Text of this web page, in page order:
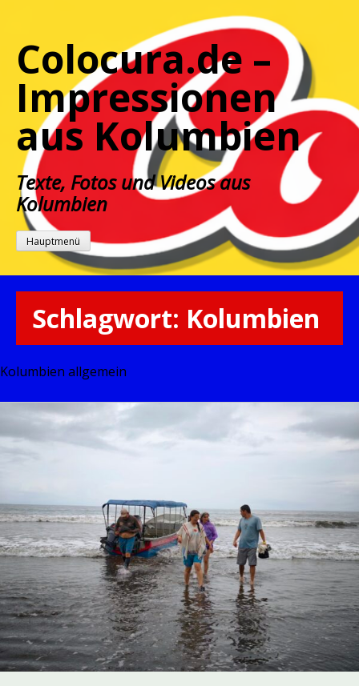
springen
Colocura.de –
Impressionen
aus Kolumbien
Texte, Fotos und Videos aus
Kolumbien
Hauptmenü
Schlagwort: Kolumbien
Kolumbien allgemein